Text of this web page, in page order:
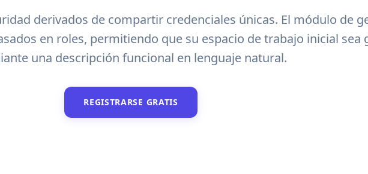
derivados de compartir credenciales únicas. El módulo de
en roles, permitiendo que su espacio de trabajo inicial sea
una descripción funcional en lenguaje natural.
REGISTRARSE GRATIS